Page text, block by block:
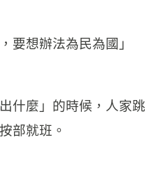
要想辦法為民為國」
什麼」的時候，人家跳
部就班。